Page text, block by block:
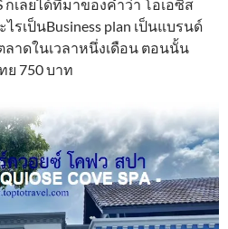
ก็เลยได้ที่มาของคำว่า โอเอซิส
รเป็นBusiness plan เป็นแบรนด์
ลาดในเวลาหนึ่งเดือน ตอนนั้น
ย 750 บาท